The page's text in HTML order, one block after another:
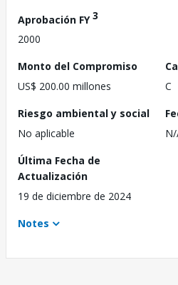
Aprobación FY3
2000
Monto del Compromiso
US$ 200.00 millones
C
Riesgo ambiental y social
No aplicable
Última Fecha de
Actualización
19 de diciembre de 2024
Notes